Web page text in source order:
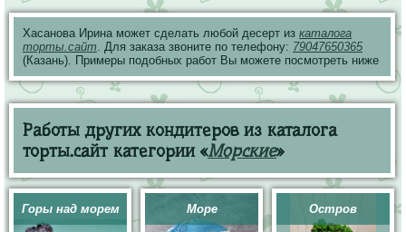
Хасанова Ирина может сделать любой десерт из каталога
торты.сайт. Для заказа звоните по телефону: 79047650365
(Казань). Примеры подобных работ Вы можете посмотреть ниже
Работы других кондитеров из каталога
торты.сайт категории «Морские»
Горы над морем Море Остров